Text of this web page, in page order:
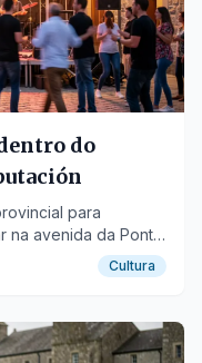
do
para
na avenida da Ponte
Cultura